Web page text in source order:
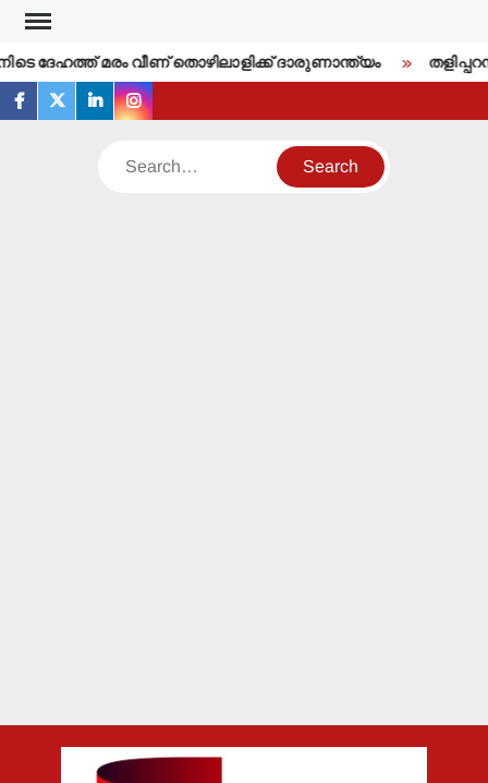
Skip
contentദേഹത്ത് മരം വീണ് തൊഴിലാളിക്ക് ദാരുണാന്ത്യം
facebook
twitterlinkedininstagram
Search